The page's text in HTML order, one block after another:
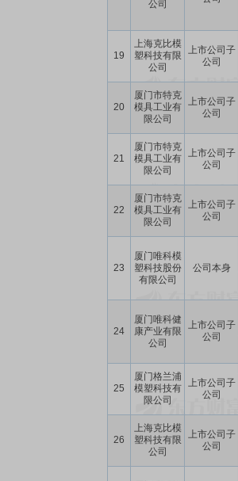
公司
19
上海克比模
塑科技有限
公司
上市公司子
公司
20
厦门市特克
模具工业有
限公司
上市公司子
公司
21
厦门市特克
模具工业有
限公司
上市公司子
公司
22
厦门市特克
模具工业有
限公司
上市公司子
公司
23
厦门唯科模
塑科技股份
有限公司
公司本身
24
厦门唯科健
康产业有限
公司
上市公司子
公司
25
厦门格兰浦
模塑科技有
限公司
上市公司子
公司
26
上海克比模
塑科技有限
公司
上市公司子
公司